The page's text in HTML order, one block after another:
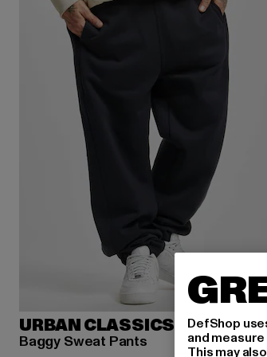
URBAN CLASSICS
Baggy Sweat Pants
DefShop
and
This may